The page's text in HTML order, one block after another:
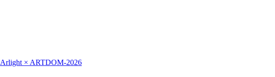
Arlight × ARTDOM-2026